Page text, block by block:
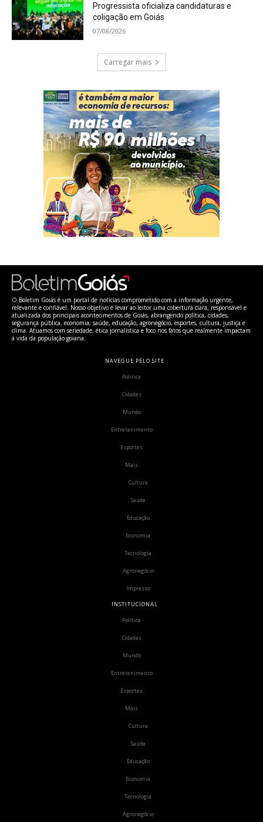
Progressista oficializa candidaturas e
coligação em Goiás
07/08/2026
Carregar mais
O Boletim Goiás é um portal de notícias comprometido com a informação urgente,
relevante e confiável. Nosso objetivo é levar ao leitor uma cobertura clara, responsável e
atualizada dos principais acontecimentos de Goiás, abrangendo política, cidades,
segurança pública, economia, saúde, educação, agronegócio, esportes, cultura, justiça e
clima. Atuamos com seriedade, ética jornalística e foco nos fatos que realmente impactam
a vida da população goiana.
NAVEGUE PELO SITE
Política
Cidades
Mundo
Entretenimento
Esportes
Mais
Cultura
Saúde
Educação
Economia
Tecnologia
Agronegócio
Impresso
INSTITUCIONAL
Política
Cidades
Mundo
Entretenimento
Esportes
Mais
Cultura
Saúde
Educação
Economia
Tecnologia
Agronegócio